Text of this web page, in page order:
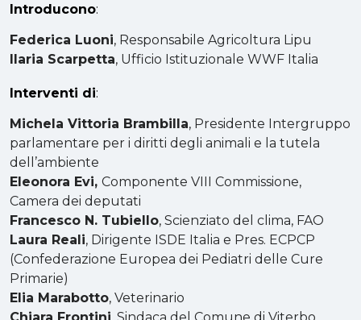
Introducono:
Federica Luoni, Responsabile Agricoltura Lipu
Ilaria Scarpetta, Ufficio Istituzionale WWF Italia
Interventi di:
Michela Vittoria Brambilla, Presidente Intergruppo
parlamentare per i diritti degli animali e la tutela
dell’ambiente
Eleonora Evi, Componente VIII Commissione,
Camera dei deputati
Francesco N. Tubiello, Scienziato del clima, FAO
Laura Reali, Dirigente ISDE Italia e Pres. ECPCP
(Confederazione Europea dei Pediatri delle Cure
Primarie)
Elia Marabotto, Veterinario
Chiara Frontini , Sindaca del Comune di Viterbo